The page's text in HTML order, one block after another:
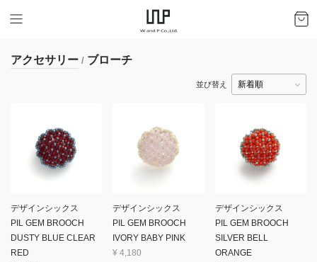
アクセサリー / ブローチ
並び替え
デザインシックス
PIL GEM BROOCH
DUSTY BLUE CLEAR
RED
デザインシックス
PIL GEM BROOCH
IVORY BABY PINK
¥ 4,180
デザインシックス
PIL GEM BROOCH
SILVER BELL
ORANGE